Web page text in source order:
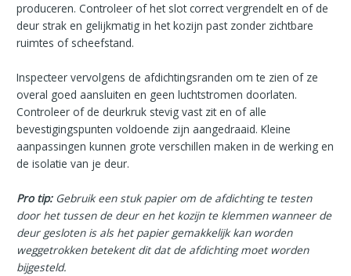
produceren. Controleer of het slot correct vergrendelt en of de
deur strak en gelijkmatig in het kozijn past zonder zichtbare
ruimtes of scheefstand.
Inspecteer vervolgens de afdichtingsranden om te zien of ze
overal goed aansluiten en geen luchtstromen doorlaten.
Controleer of de deurkruk stevig vast zit en of alle
bevestigingspunten voldoende zijn aangedraaid. Kleine
aanpassingen kunnen grote verschillen maken in de werking en
de isolatie van je deur.
Pro tip: Gebruik een stuk papier om de afdichting te testen
door het tussen de deur en het kozijn te klemmen wanneer de
deur gesloten is als het papier gemakkelijk kan worden
weggetrokken betekent dit dat de afdichting moet worden
bijgesteld.